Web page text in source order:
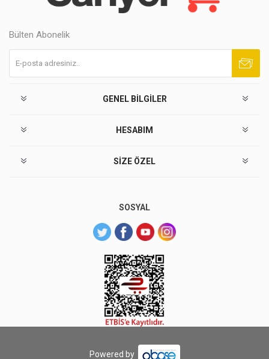
Bülten Abonelik
GENEL BILGILER
HESABIM
SIZE ÖZEL
SOSYAL
Powered by